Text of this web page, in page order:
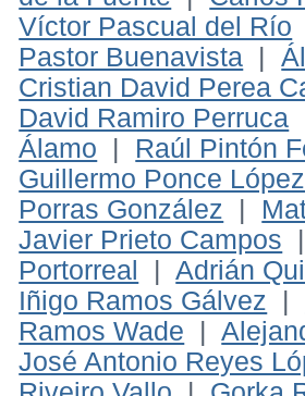
Víctor Pascual del Río
Pastor Buenavista |
Cristian David Perea
David Ramiro Perruca
Álamo
Raúl Pintón
Guillermo Ponce López
Porras González
Javier Prieto Campos
Portorreal
|Adrián
Iñigo Ramos Gálvez
Ramos Wade |
José Antonio Reyes